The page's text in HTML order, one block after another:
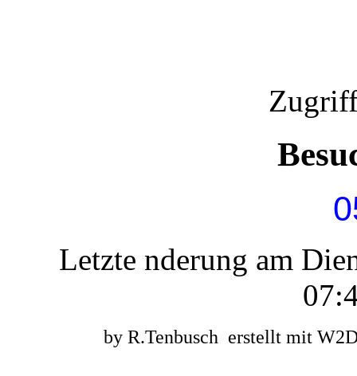
Letzte nderung am
by R.Tenbusch erstellt mit